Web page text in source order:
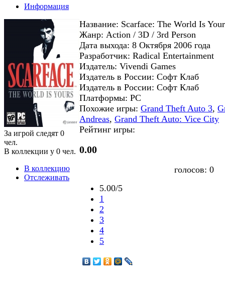
Информация
За игрой следят 0
чел.
В коллекции у 0 чел.
В коллекцию
Отслеживать
Название: Scarface: The World Is
Жанр: Action / 3D / 3rd Person
Дата выхода: 8 Октября 2006 года
Разработчик: Radical Entertainment
Издатель: Vivendi Games
Издатель в России: Софт Клаб
Издатель в России: Софт Клаб
Платформы: PC
Похожие игры: Grand Theft Auto 3,
Andreas, Grand Theft Auto: Vice City
Рейтинг игры:
0.00
голосов: 0
5.00/5
1
2
3
4
5